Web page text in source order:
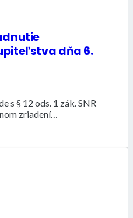
dňa 6.
s § 12 ods. 1 zák. SNR
zriadení…